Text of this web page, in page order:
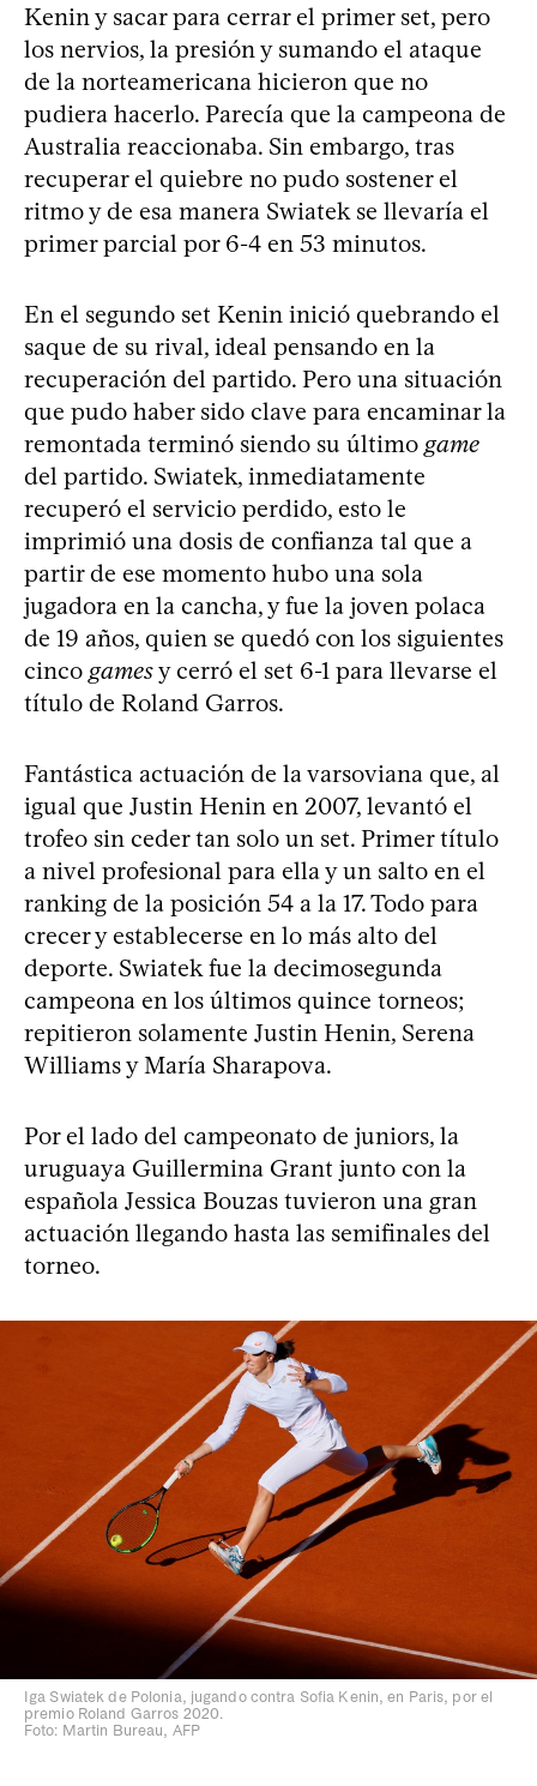
Kenin y sacar para cerrar el primer set, pero
los nervios, la presión y sumando el ataque
de la norteamericana hicieron que no
pudiera hacerlo. Parecía que la campeona de
Australia reaccionaba. Sin embargo, tras
recuperar el quiebre no pudo sostener el
ritmo y de esa manera Swiatek se llevaría el
primer parcial por 6-4 en 53 minutos.
En el segundo set Kenin inició quebrando el
saque de su rival, ideal pensando en la
recuperación del partido. Pero una situación
que pudo haber sido clave para encaminar la
remontada terminó siendo su último game
del partido. Swiatek, inmediatamente
recuperó el servicio perdido, esto le
imprimió una dosis de confianza tal que a
partir de ese momento hubo una sola
jugadora en la cancha, y fue la joven polaca
de 19 años, quien se quedó con los siguientes
cinco gamesy cerró el set 6-1 para llevarse el
título de Roland Garros.
Fantástica actuación de la varsoviana que, al
igual que Justin Henin en 2007, levantó el
trofeo sin ceder tan solo un set. Primer título
a nivel profesional para ella y un salto en el
ranking de la posición 54 a la 17. Todo para
crecer y establecerse en lo más alto del
deporte. Swiatek fue la decimosegunda
campeona en los últimos quince torneos;
repitieron solamente Justin Henin, Serena
Williams y María Sharapova.
Por el lado del campeonato de juniors, la
uruguaya Guillermina Grant junto con la
española Jessica Bouzas tuvieron una gran
actuación llegando hasta las semifinales del
torneo.
Iga Swiatek de Polonia, jugando contra Sofia Kenin, en Paris, por el
premio Roland Garros 2020.
Foto: Martin Bureau, AFP